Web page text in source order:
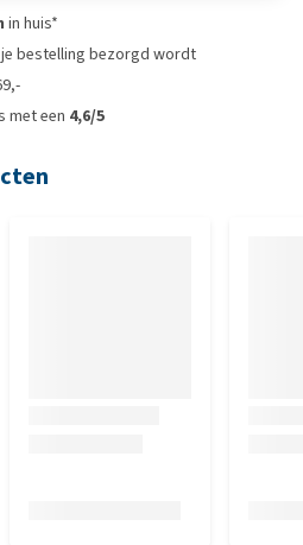
in huis*
je bestelling bezorgd wordt
met een 4,6/5